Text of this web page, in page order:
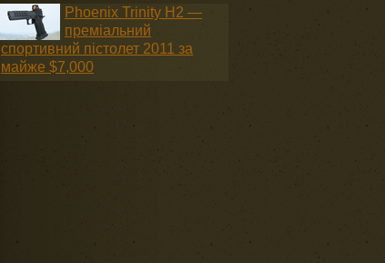
Phoenix Trinity H2 —
преміальний
спортивний пістолет 2011 за
майже $7,000